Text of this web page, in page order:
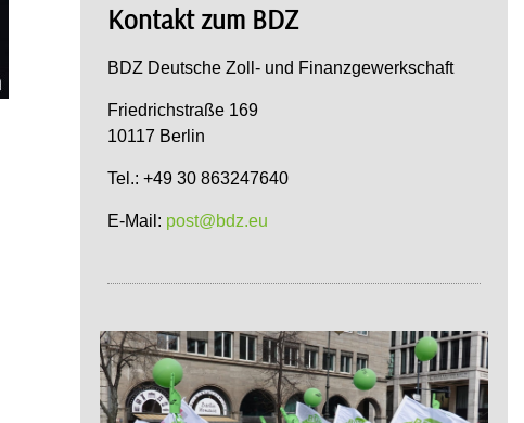
Kontakt zum BDZ
BDZ Deutsche Zoll- und Finanzgewerkschaft
Friedrichstraße 169
10117 Berlin
Tel.: +49 30 863247640
E-Mail: post@bdz.eu